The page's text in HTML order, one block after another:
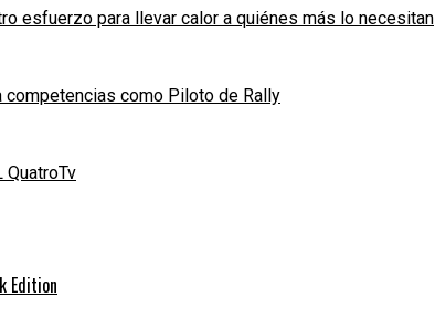
esfuerzo para llevar calor a quiénes más lo necesitan
como Piloto de Rally
Edition